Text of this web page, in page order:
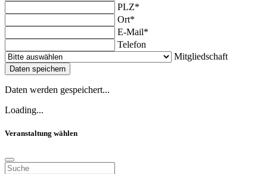
PLZ*
Ort*
E-Mail*
Telefon
Mitgliedschaft
Daten speichern
Daten werden gespeichert...
Loading...
Veranstaltung wählen